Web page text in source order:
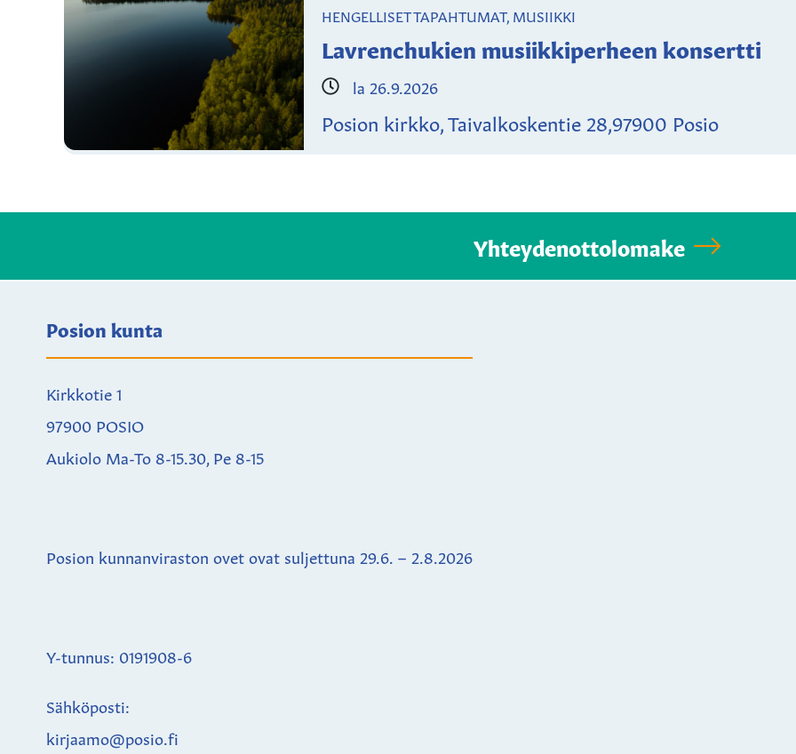
HENGELLISET TAPAHTUMAT, MUSIIKKI
la 26.9.2026
Lavrenchukien musiikkiperheen konsertti
Posion kirkko, Taivalkoskentie 28,97900 Posio
Yhteydenottolomake
Posion kunta
Kirkkotie 1
97900 POSIO
Aukiolo Ma-To 8-15.30, Pe 8-15
Posion kunnanviraston ovet ovat suljettuna 29.6. – 2.8.2026
Y-tunnus: 0191908-6
Sähköposti:
kirjaamo@posio.fi